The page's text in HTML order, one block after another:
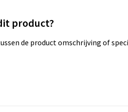
product?
de product omschrijving of